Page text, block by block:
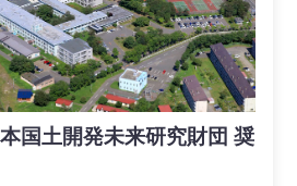
国土開発未来研究財団 奨